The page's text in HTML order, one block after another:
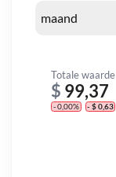
Totale waarde
$ 99,37
- 0,00% - $ 0,63